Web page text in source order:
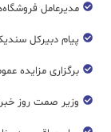
مدیرعامل
پیام دبیرکل
برگزاری مزایده عمومی ۱۲۷ فقره از املاك مازاد
وزیر صمت روز